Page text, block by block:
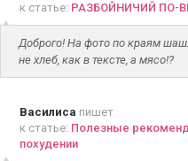
к статье: РАЗБОЙНИЧИЙ ПО-
Доброго! На фото по краям
не хлеб, как в тексте, а мясо!?
Василиса пишет
к статье: Полезные
похудении